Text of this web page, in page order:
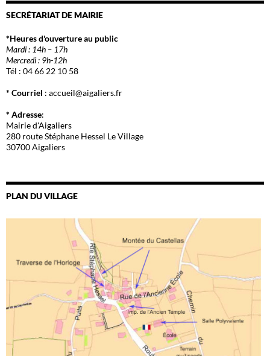
SECRÉTARIAT DE MAIRIE
*Heures d'ouverture au public
Mardi : 14h – 17h
Mercredi : 9h-12h
Tél : 04 66 22 10 58
* Courriel : accueil@aigaliers.fr
* Adresse:
Mairie d'Aigaliers
280 route Stéphane Hessel Le Village
30700 Aigaliers
PLAN DU VILLAGE